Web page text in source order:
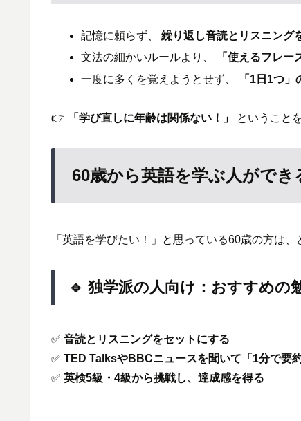
記憶に頼らず、繰り返し音読とリスニング
文法の細かいルールより、
「使えるフレー
一度に多くを覚えようとせず、
「1日1つ
👉 「学び直しに年齢は関係ない！」 ということ
60歳から英語を学ぶ人ができ
「英語を学びたい！」と思っている60歳の方は
🔹 独学派の人向け：おすすめの
✅ 音読とリスニングをセットにする
✅ TED TalksやBBCニュースを聞いて「1分で要
✅ 英検5級・4級から挑戦し、達成感を得る